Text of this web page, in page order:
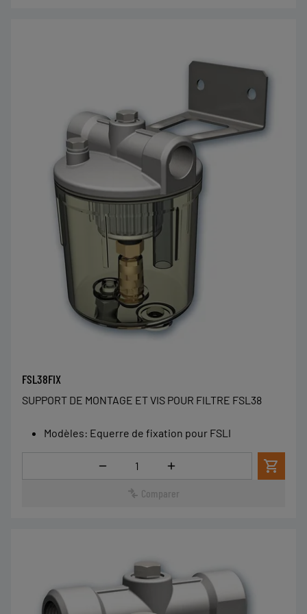
FSL38FIX
SUPPORT DE MONTAGE ET VIS POUR FILTRE FSL38
Modèles: Equerre de fixation pour FSLI
Quantité
Comparer